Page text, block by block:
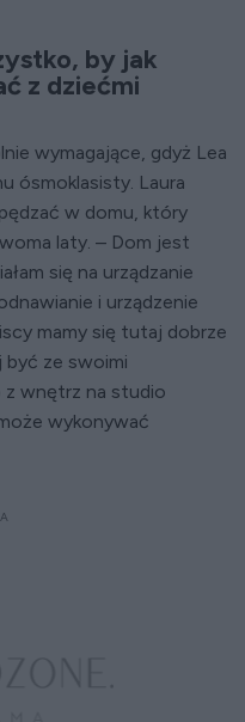
by jak
z dziećmi
wymagające, gdyż Lea
ósmoklasisty. Laura
w domu, który
laty. – Dom jest
się na urządzanie
i urządzenie
mamy się tutaj dobrze
być ze swoimi
z wnętrz na studio
wykonywać